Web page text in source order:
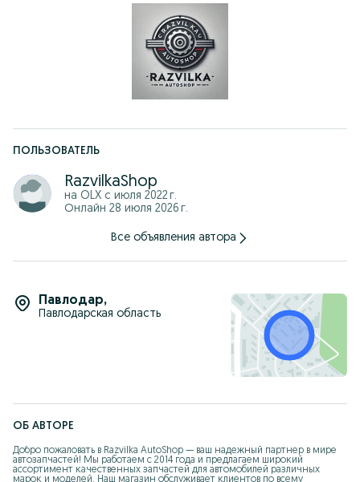
А также уточняйте интересующие вас запчасти
На территории автосервиса ROMAX
Работаем дистанционно по всему Казахстану
Отправки через ТК
JetLogistic
ПОЛЬЗОВАТЕЛЬ
RazvilkaShop
на OLX с июля 2022 г.
Онлайн 28 июля 2026 г.
Все объявления автора
Павлодар,
Павлодарская область
ОБ АВТОРЕ
Добро пожаловать в Razvilka AutoShop — ваш надежный партнер в мире
автозапчастей! Мы работаем с 2014 года и предлагаем широкий
ассортимент качественных запчастей для автомобилей различных
марок и моделей. Наш магазин обслуживает клиентов по всему